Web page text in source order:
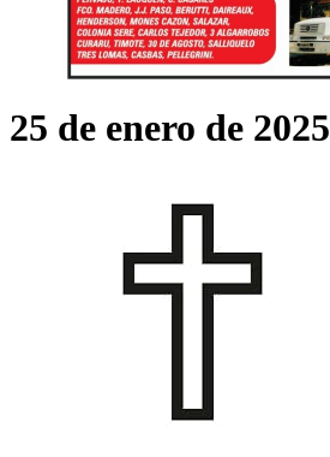
25 de enero de 2025